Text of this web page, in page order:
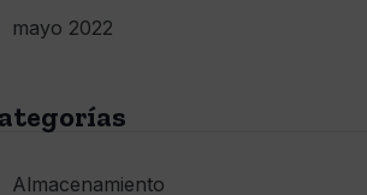
mayo 2022
Almacenamiento